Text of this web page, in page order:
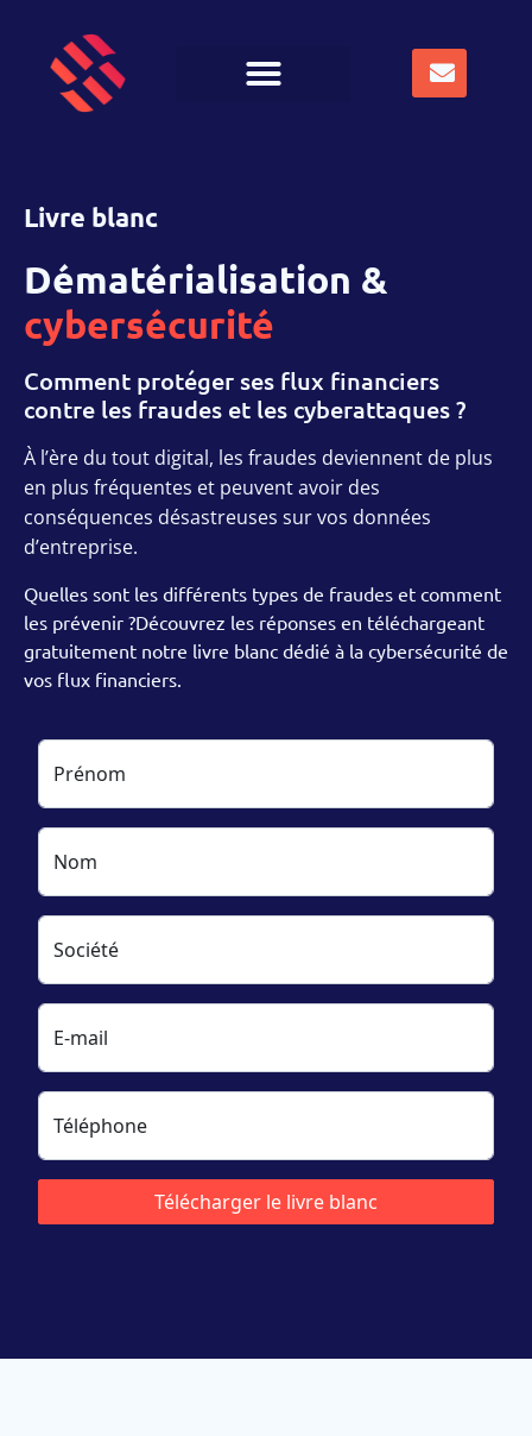
Livre blanc
Dématérialisation &
cybersécurité
Comment protéger ses flux financiers
contre les fraudes et les cyberattaques ?
À l’ère du tout digital, les fraudes deviennent de plus
en plus fréquentes et peuvent avoir des
conséquences désastreuses sur vos données
d’entreprise.
Quelles sont les différents types de fraudes et comment
les prévenir ?Découvrez les réponses en téléchargeant
gratuitement notre livre blanc dédié à la cybersécurité de
vos flux financiers.